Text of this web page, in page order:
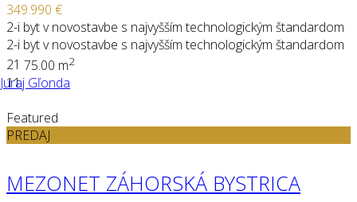
349.990 €
2-i byt v novostavbe s najvyšším technologickým štandardom
2-i byt v novostavbe s najvyšším technologickým štandardom
21 75.00 m2
Juraj Gľonda
11
Featured
PREDAJ
MEZONET ZÁHORSKÁ BYSTRICA